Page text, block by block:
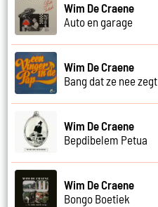
Wim De Craene
Auto en garage
Wim De Craene
Bang dat ze nee zegt
Wim De Craene
Bepdibelem Petua
Wim De Craene
Bongo Boetiek